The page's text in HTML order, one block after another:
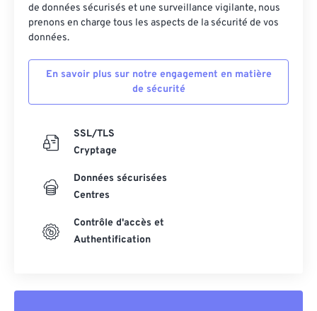
de données sécurisés et une surveillance vigilante, nous
prenons en charge tous les aspects de la sécurité de vos
données.
En savoir plus sur notre engagement en matière
de sécurité
SSL/TLS
Cryptage
Données sécurisées
Centres
Contrôle d'accès et
Authentification